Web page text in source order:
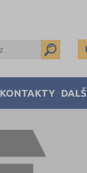
KONTAKTY